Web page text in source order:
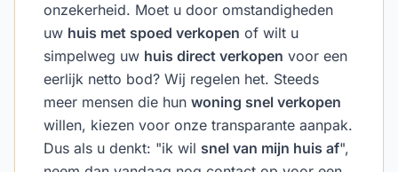
onzekerheid. Moet u door omstandigheden
uw huis met spoed verkopen of wilt u
simpelweg uw huis direct verkopen voor een
eerlijk netto bod? Wij regelen het. Steeds
meer mensen die hun woning snel verkopen
willen, kiezen voor onze transparante aanpak.
Dus als u denkt: "ik wil snel van mijn huis af",